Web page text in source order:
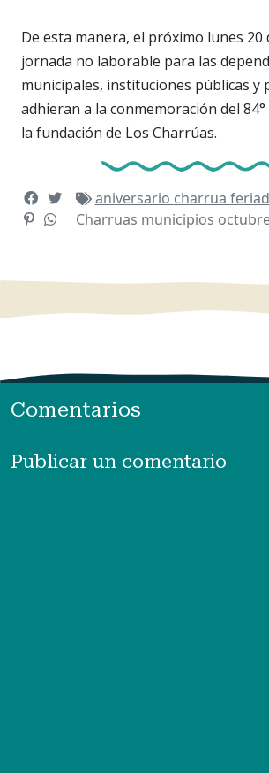
De esta manera, el próximo lunes 20
jornada no laborable para las
municipales, instituciones públicas y
adhieran a la conmemoración del
la fundación de Los Charrúas.
aniversario charrua
Charruas municipios
Comentarios
Publicar un comentario